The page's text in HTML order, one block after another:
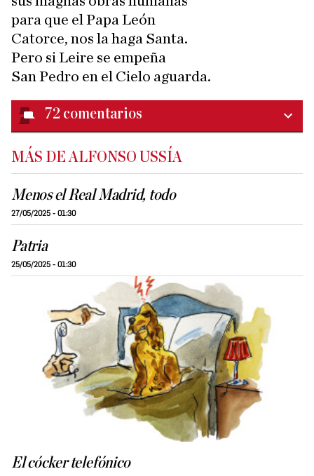
para que el Papa León
Catorce, nos la haga Santa.
Pero si Leire se empeña
San Pedro en el Cielo aguarda.
72 comentarios
MÁS DE ALFONSO USSÍA
Menos el Real Madrid, todo
27/05/2025 - 01:30
Patria
25/05/2025 - 01:30
El cócker telefónico